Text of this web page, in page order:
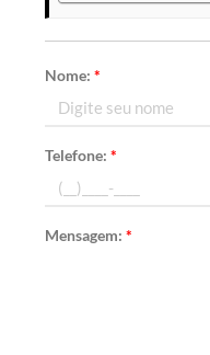
Nome:*
Telefone:*
Mensagem:*